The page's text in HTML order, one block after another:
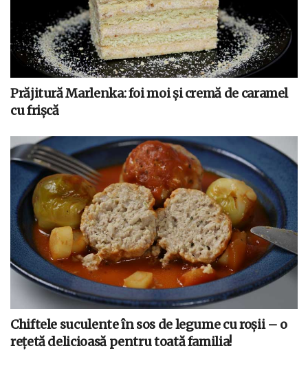
Prăjitură Marlenka: foi moi și cremă de caramel
cu frișcă
Chiftele suculente în sos de legume cu roșii – o
rețetă delicioasă pentru toată familia!